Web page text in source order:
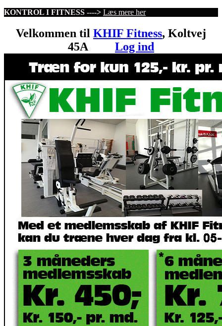
KONTROL I FITNESS ----> Læs mere her
Velkommen til KHIF Fitness, Koltvej
45A Log ind